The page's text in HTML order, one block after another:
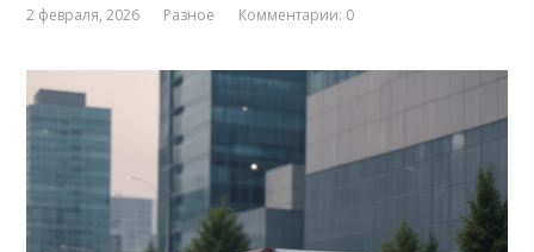
2 февраля, 2026 Разное Комментарии: 0